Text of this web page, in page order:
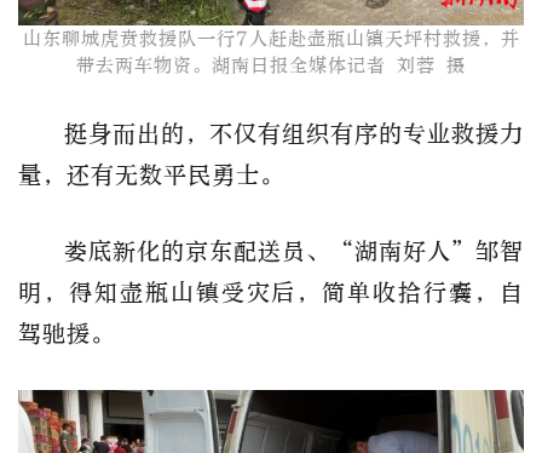
山东聊城虎贲救援队一行7人赶赴壶瓶山镇天坪村救援，并
带去两车物资​。湖南日报全媒体记者 刘蓉 摄
挺身而出的，不仅有组织有序的专业救援力
量，还有无数平民勇士。
娄底新化的京东配送员、“湖南好人”邹智
明，得知壶瓶山镇受灾后，简单收拾行囊，自
驾驰援。